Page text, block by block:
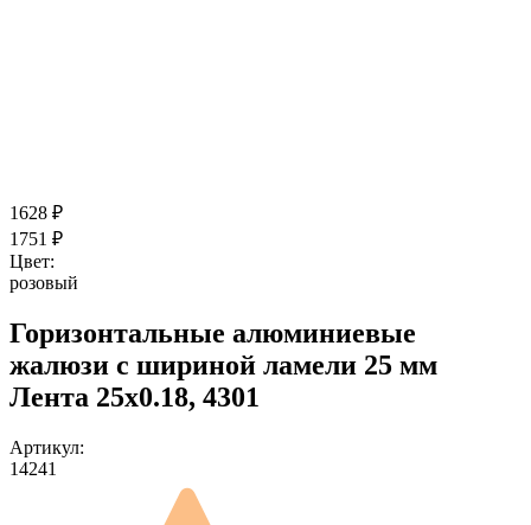
1628 ₽
1751 ₽
Цвет:
розовый
Горизонтальные алюминиевые
жалюзи с шириной ламели 25 мм
Лента 25x0.18, 4301
Артикул:
14241